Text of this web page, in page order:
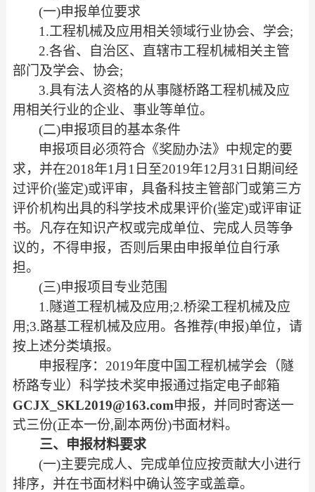
(一)申报单位要求
1.工程机械及应用相关领域行业协会、学会;
2.各省、自治区、直辖市工程机械相关主管
部门及学会、协会;
3.具有法人资格的从事隧桥路工程机械及应
用相关行业的企业、 事业等单位。
(二)申报项目的基本条件
申报项目必须符合《奖励办法》中规定的要
求，并在2018年1月 1日至2019年12月31日期间经
过评价(鉴定)或评审，具备科技主管部门或第三方
评价机构出具的科学技术成果评价(鉴定)或评审证
书。 凡存在知识产权或完成单位、完成人员等争
议的，不得申报，否则后果由申报单位自行承
担。
(三)申报项目专业范围
1.隧道工程机械及应用;2.桥梁工程机械及应
用;3.路基工程机械及应用。各推荐(申报)单位，请
按上述分类填报。
申报程序： 2019年度中国工程机械学会（隧
桥路专业）科学技术奖申报通过指定电子邮箱
GCJX_SKL2019@163.com申报，并同时寄送一
式三份(正本一份,副本两份)书面材料。
三、申报材料要求
(一)主要完成人、完成单位应按贡献大小进行
排序，并在书面材料中确认签字或盖章。